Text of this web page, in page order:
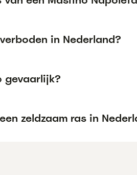
in Nederland?
gevaarlijk?
zeldzaam ras in